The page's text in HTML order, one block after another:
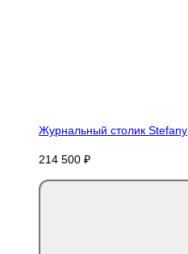
Журнальный столик Stefany
214 500 ₽